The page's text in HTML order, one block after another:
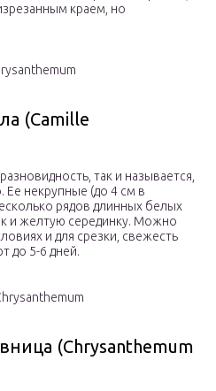
краем, но
(Camille
так и называется,
Ее некрупные (до 4 см в
рядов длинных белых
и желтую серединку. Можно
и для срезки, свежесть
до 5-6 дней.
(Chrysanthemum